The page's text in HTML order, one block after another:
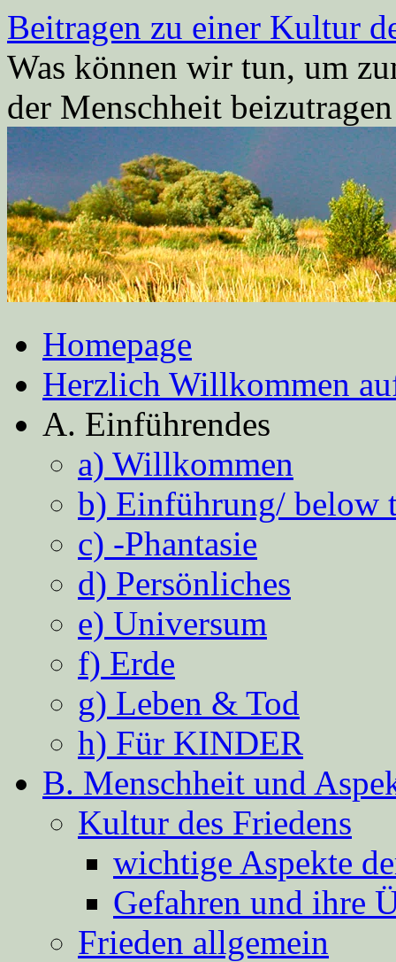
Zum
Inhalt
springen
Beitragen zu einer Kultur
Was können wir tun, um
der Menschheit
Homepage
Herzlich Willkommen
A. Einführendes
a) Willkommen
b) Einführung/ below
c) -Phantasie
d) Persönliches
e) Universum
f) Erde
g) Leben & Tod
h) Für KINDER
B. Menschheit und
Kultur des Friedens
wichtige Aspekte
Gefahren und ihre
Frieden allgemein